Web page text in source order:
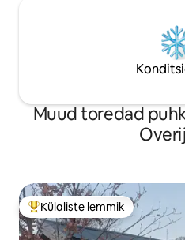
Muud toredad
Külaliste suur lemmik
Külaliste lemmik